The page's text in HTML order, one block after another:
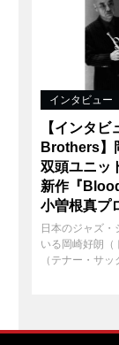
インタビュー
【インタ
Brothers】
双頭ユニッ
新作『
小曽根真プ
日本のジャズ
いる岡崎好朗（
（テナー・サッ